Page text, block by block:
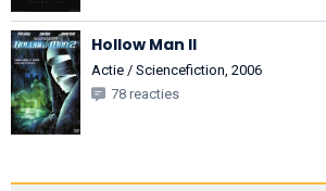
Hollow Man II
Actie / Sciencefiction, 2006
78 reacties